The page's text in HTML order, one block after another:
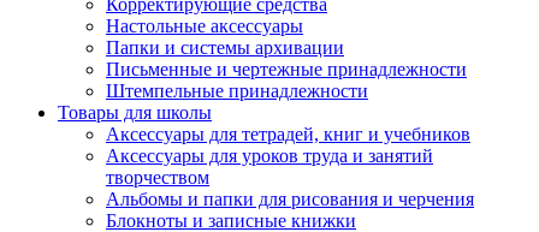
Корректирующие средства
Настольные аксессуары
Папки и системы архивации
Письменные и чертежные принадлежности
Штемпельные принадлежности
Товары для школы
Аксессуары для тетрадей, книг и учебников
Аксессуары для уроков труда и занятий
творчеством
Альбомы и папки для рисования и черчения
Блокноты и записные книжки